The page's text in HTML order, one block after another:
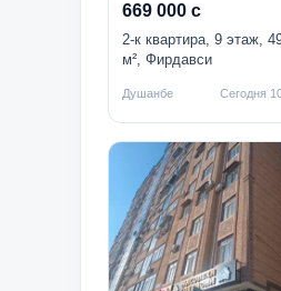
669 000 с
2-к квартира, 9 этаж,
м², Фирдавси
Душанбе Сегодня